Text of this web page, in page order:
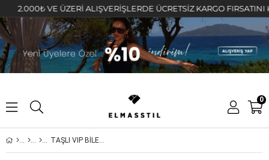
VE ÜZERİ ALIŞVERİŞLERDE ÜCRETSİZ KARGO FIRSATINI
0
TAŞLI VIP BİLEZİK 300